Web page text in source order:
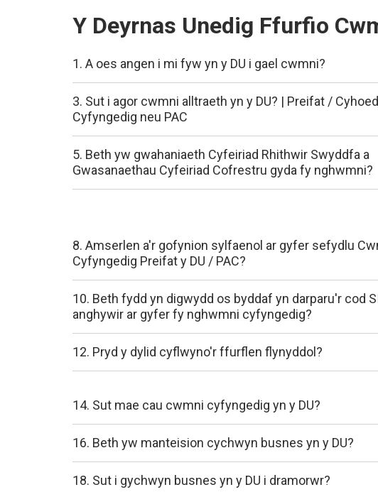
Y Deyrnas Unedig Ffurfio
1. A oes angen i mi fyw yn y DU i gael cwmni?
3. Sut i agor cwmni alltraeth yn y DU? | Preifat /
Cyfyngedig neu PAC
5. Beth yw gwahaniaeth Cyfeiriad Rhithwir Swyddfa a
Gwasanaethau Cyfeiriad Cofrestru gyda fy nghwmni?
8. Amserlen a'r gofynion sylfaenol ar gyfer sefydlu
Cyfyngedig Preifat y DU / PAC?
10. Beth fydd yn digwydd os byddaf yn darparu'r cod
anghywir ar gyfer fy nghwmni cyfyngedig?
12. Pryd y dylid cyflwyno'r ffurflen flynyddol?
14. Sut mae cau cwmni cyfyngedig yn y DU?
16. Beth yw manteision cychwyn busnes yn y DU?
18. Sut i gychwyn busnes yn y DU i dramorwr?